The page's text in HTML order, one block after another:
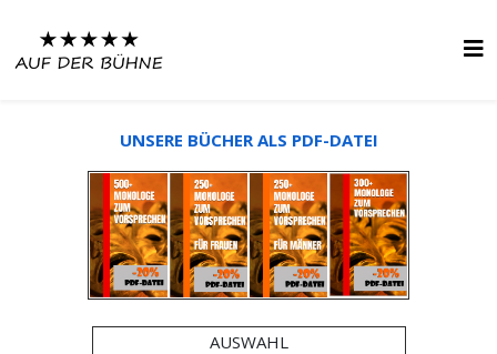
UNSERE BÜCHER ALS PDF-DATEI
AUSWAHL